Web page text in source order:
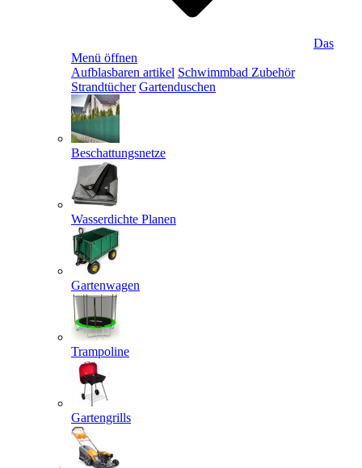
Das
Menü öffnen
Aufblasbaren artikel Schwimmbad Zubehör
Strandtücher Gartenduschen
Beschattungsnetze
Wasserdichte Planen
Gartenwagen
Trampoline
Gartengrills